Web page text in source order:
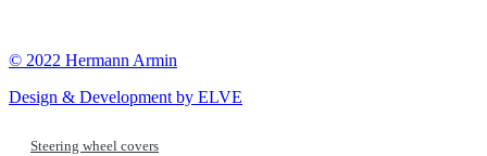
© 2022 Hermann Armin
Design & Development by ELVE
Steering wheel covers